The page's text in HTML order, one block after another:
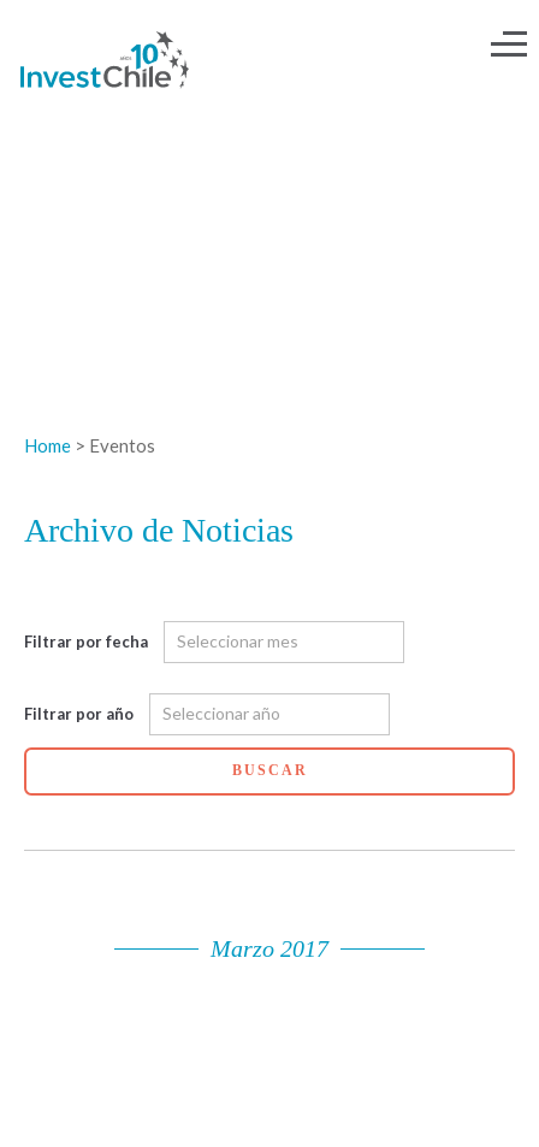
Home > Eventos
Archivo de Noticias
Filtrar por fecha
Filtrar por año
BUSCAR
Marzo 2017